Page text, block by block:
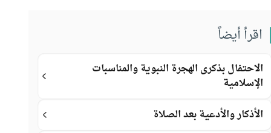
اقرأ أيضاً
الاحتفال بذكرى الهجرة النبوية والمناسبات
الإسلامية
الأذكار والأدعية بعد الصلاة